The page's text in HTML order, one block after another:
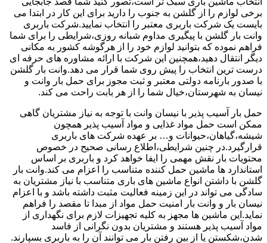
برخی لوازم را از گلشن به جنوب را دارید برای این کار در ابتدا می
بایست یک شرکت باربری معتبر را انتخاب نمایید.شرکت باربری
وانت بار گلشن با پیگیری مداوم شبانه روزی،شرایطی را برای شما
فراهم نموده که بتوانید لوازم خود را از هرگوشه کشور به مکانی
دیگر انتقال دهید،همچنین این شرکت با ارائه مشاوره های حرفه ای
درست ترین انتخاب را پیش روی شما قرار می دهد.وانت بار گلشن
با صدور بارنامه دولتی معتبر و ثبت مجوز برای حمل بار وانت و
نیسان به شهرستان،خیال شما را از هر بابت راحت می کند.
حمل بار آسیب پذیر با نیسان وانت با توجه به نیاز مشتریان گاهی
ممکن است حمل مواد غذایی و مواد آسیب پذیر همچون
شیشه،گیاهان،حیوانات و… بر عهده شرکت های باربری
قرارگیرد.در چنین شرایطی،اطلاع رسانی صحیح در خصوص
محتویات بار نقش مهمی را ایفا خواهد کرد و باربری بر اساس
استاندارد ها ماشین حمل کننده متناسب را اعزام می کند.وانت بار
گلشن با داشتن انواع ماشین های باری متناسب با نیاز مشتریان به
سادگی می تواند در این زمینه فعالیت مثبت داشته باشد و با اعزام
نیسان بار و وانت بار امنیت حمل مواد از مبدا تا مقصد را فراهم
نماید.این ماشین ها مجهز به کلیه تجهیزات لازم برای نگهداری از
مواد آسیب پذیر هستند و مشتریان بدون نگرانی از فاسد
شدن،شکستن یا از بین رفتن بار می توانند آن را به باربری بسپارند.